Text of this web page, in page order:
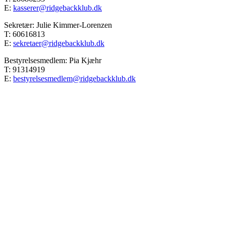
E: kasserer@ridgebackklub.dk
Sekretær: Julie Kimmer-Lorenzen
T: 60616813
E: sekretaer@ridgebackklub.dk
Bestyrelsesmedlem: Pia Kjæhr
T: 91314919
E: bestyrelsesmedlem@ridgebackklub.dk